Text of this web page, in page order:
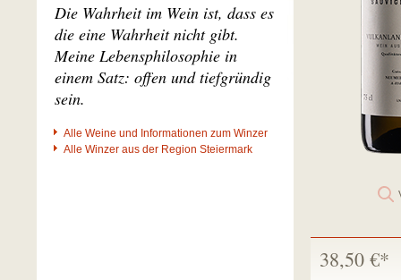
38,50 €*
Die Wahrheit im Wein ist, dass es
die eine Wahrheit nicht gibt.
Meine Lebensphilosophie in
einem Satz: offen und tiefgründig
sein.
Alle Weine und Informationen zum Winzer
Alle Winzer aus der Region Steiermark